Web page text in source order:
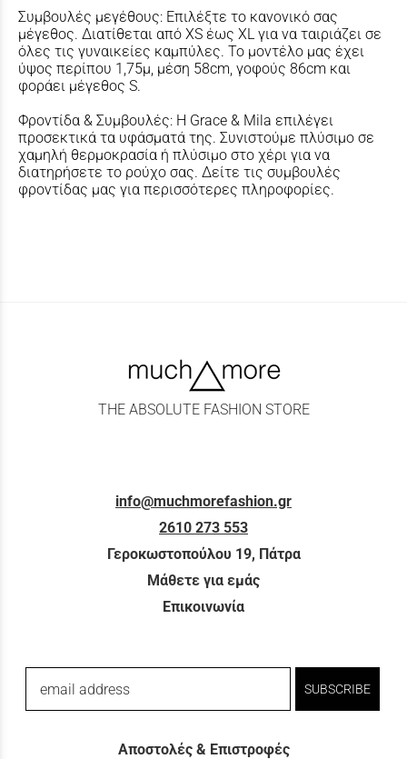
Συμβουλές μεγέθους: Επιλέξτε το κανονικό σας
μέγεθος. Διατίθεται από XS έως XL για να ταιριάζει σε
όλες τις γυναικείες καμπύλες. Το μοντέλο μας έχει
ύψος περίπου 1,75μ, μέση 58cm, γοφούς 86cm και
φοράει μέγεθος S.
Φροντίδα & Συμβουλές: Η Grace & Mila επιλέγει
προσεκτικά τα υφάσματά της. Συνιστούμε πλύσιμο σε
χαμηλή θερμοκρασία ή πλύσιμο στο χέρι για να
διατηρήσετε το ρούχο σας. Δείτε τις συμβουλές
φροντίδας μας για περισσότερες πληροφορίες.
THE ABSOLUTE FASHION STORE
info@muchmorefashion.gr
2610 273 553
Γεροκωστοπούλου 19, Πάτρα
Μάθετε για εμάς
Επικοινωνία
email address SUBSCRIBE
Αποστολές & Επιστροφές